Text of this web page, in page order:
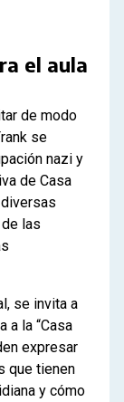
el aula
de modo
se
nazi y
de Casa
las
se invita a
a la “Casa
expresar
que tienen
y cómo